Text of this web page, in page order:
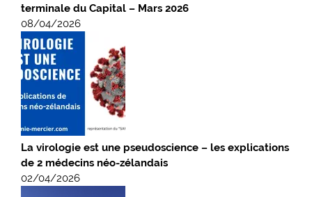
terminale du Capital – Mars 2026
08/04/2026
La virologie est une pseudoscience – les explications
de 2 médecins néo-zélandais
02/04/2026